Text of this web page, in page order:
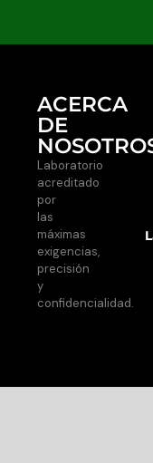
ACERCA
DE
Laboratorio
acreditado
por
las
máximas
exigencias,
precisión
y
confidencialidad.